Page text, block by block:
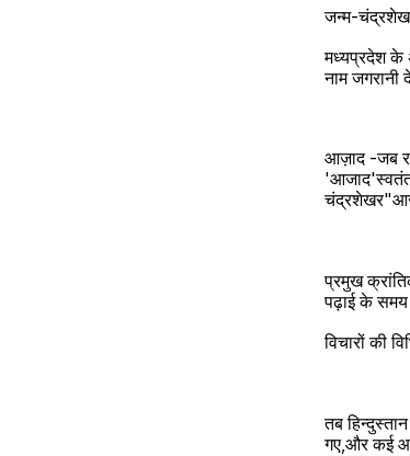
जन्म-
मध्यप्रदेश के
नाम जगरानी
आज़ाद -जब
प्रमुख
पढ़ाई के समय
विचारों की
तब